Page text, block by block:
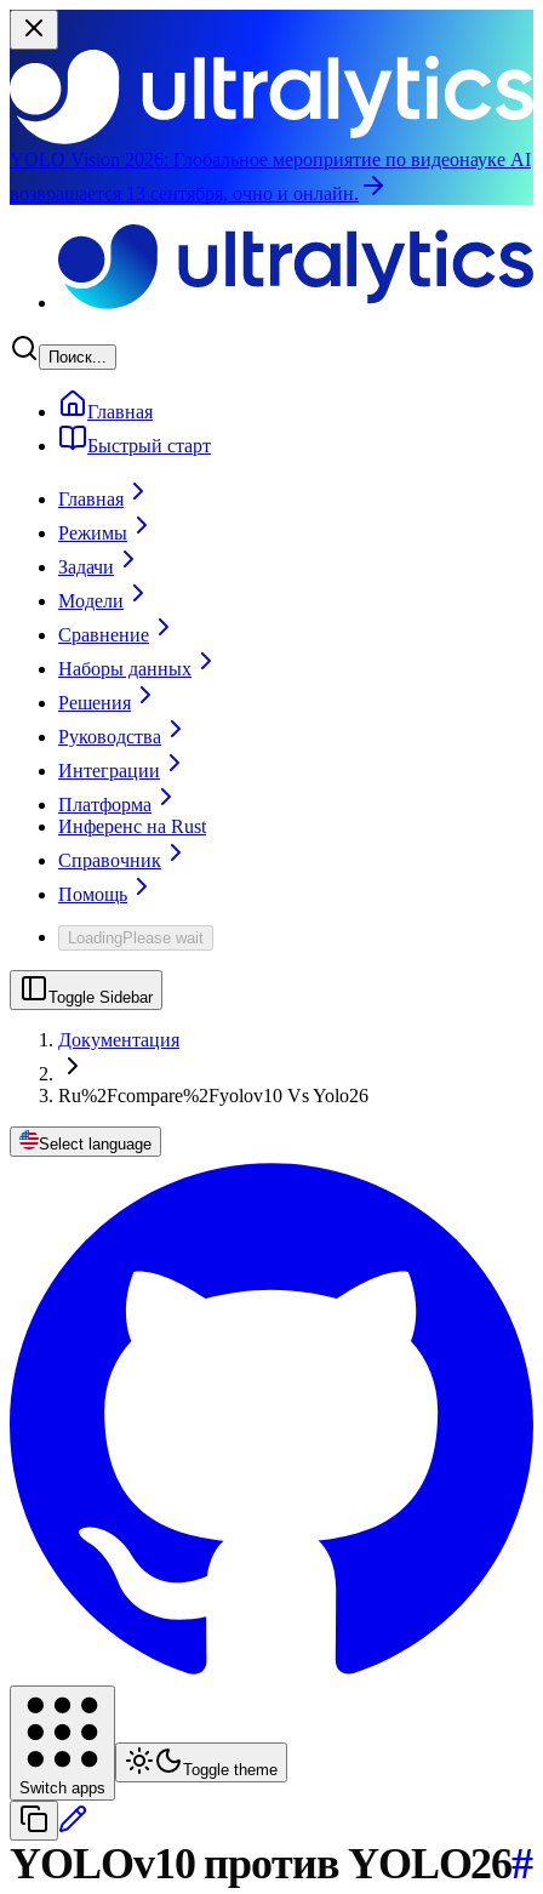
YOLO Vision 2026: Глобальное мероприятие по видеонауке AI
возвращается 13 сентября, очно и онлайн.
Поиск...
Главная
Быстрый старт
Главная
Режимы
Задачи
Модели
Сравнение
Наборы данных
Решения
Руководства
Интеграции
Платформа
Инференс на Rust
Справочник
Помощь
LoadingPlease wait
Toggle Sidebar
Документация
Ru%2Fcompare%2Fyolov10 Vs Yolo26
Select language
Switch apps
Toggle theme
YOLOv10 против YOLO26#